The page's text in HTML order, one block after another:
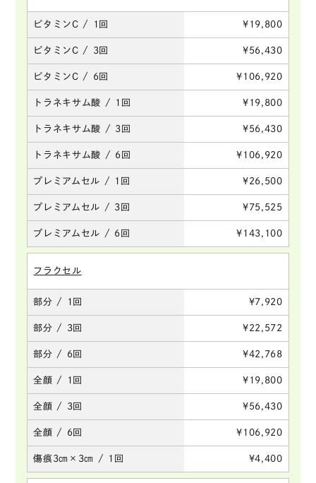
ビタミンC / 1回 ¥19,800
ビタミンC / 3回 ¥56,430
ビタミンC / 6回 ¥106,920
トラネキサム酸 / 1回 ¥19,800
トラネキサム酸 / 3回 ¥56,430
トラネキサム酸 / 6回 ¥106,920
プレミアムセル / 1回 ¥26,500
プレミアムセル / 3回 ¥75,525
プレミアムセル / 6回 ¥143,100
フラクセル
部分 / 1回 ¥7,920
部分 / 3回 ¥22,572
部分 / 6回 ¥42,768
全顔 / 1回 ¥19,800
全顔 / 3回 ¥56,430
全顔 / 6回 ¥106,920
傷痕3㎝×3㎝ / 1回 ¥4,400